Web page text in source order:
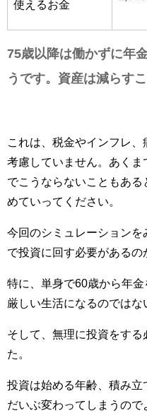
使えるお金
75歳以降は働かずに年
うです。資産は減らす
これは、税金やインフレ
考慮していません。あく
でこうならないこともあ
めていってください。
今回のシミュレーションを
で投資に回す必要があるの
特に、単身で60歳から年
厳しい生活になるのではな
そして、無理に投資をす
た。
投資は始める年齢、積み
だいぶ変わってしまうの